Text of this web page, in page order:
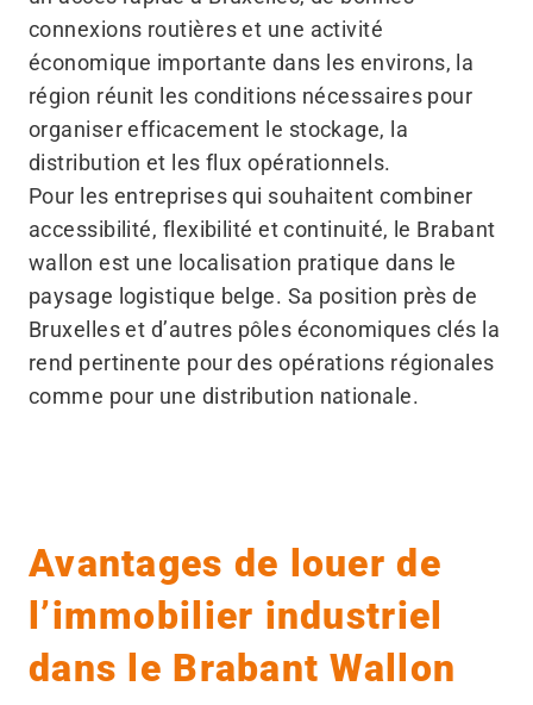
connexions routières et une activité
économique importante dans les environs, la
région réunit les conditions nécessaires pour
organiser efficacement le stockage, la
distribution et les flux opérationnels.
Pour les entreprises qui souhaitent combiner
accessibilité, flexibilité et continuité, le Brabant
wallon est une localisation pratique dans le
paysage logistique belge. Sa position près de
Bruxelles et d’autres pôles économiques clés la
rend pertinente pour des opérations régionales
comme pour une distribution nationale.
Avantages de louer de
l’immobilier industriel
dans le Brabant Wallon